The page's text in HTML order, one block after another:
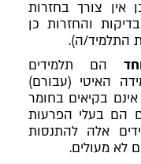
אין צורך בחזרות
והחזרות כן
התלמיד/ה).
הם תלמידים
האיטי (עבורם)
בקיאים בחומר
הם בעלי הפרעות
אלה להתנסות
לא מעולים.